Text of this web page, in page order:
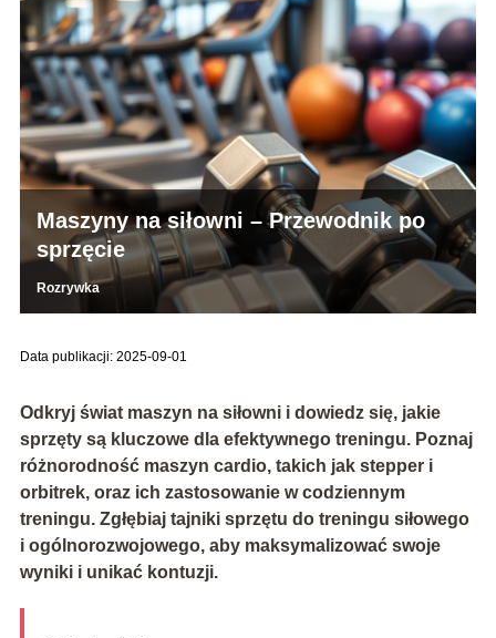
Maszyny na siłowni – Przewodnik po
sprzęcie
Rozrywka
Data publikacji: 2025-09-01
Odkryj świat maszyn na siłowni i dowiedz się, jakie
sprzęty są kluczowe dla efektywnego treningu. Poznaj
różnorodność maszyn cardio, takich jak stepper i
orbitrek, oraz ich zastosowanie w codziennym
treningu. Zgłębiaj tajniki sprzętu do treningu siłowego
i ogólnorozwojowego, aby maksymalizować swoje
wyniki i unikać kontuzji.